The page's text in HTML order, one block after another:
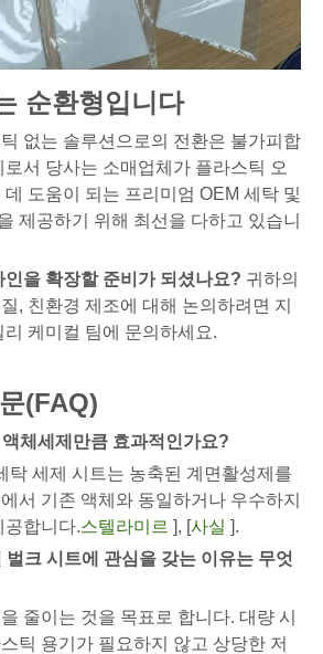
순환형입니다
없는 솔루션으로의 전환은 불가피합
서 당사는 소매업체가 플라스틱 오
도움이 되는 프리미엄 OEM 세탁 및
제공하기 위해 최선을 다하고 있습니
인을 확장할 준비가 되셨나요? 귀하의
, 친환경 제조에 대해 논의하려면 지
케미컬 팀에 문의하세요.
(FAQ)
체세제만큼 효과적인가요?
탁 세제 시트는 농축된 계면활성제를
서 기존 액체와 동일하거나 우수하지
공합니다.스텔라미르 ], [사실 ].
크 시트에 관심을 갖는 이유는 무엇
줄이는 것을 목표로 합니다. 대량 시
틱 용기가 필요하지 않고 상당한 저